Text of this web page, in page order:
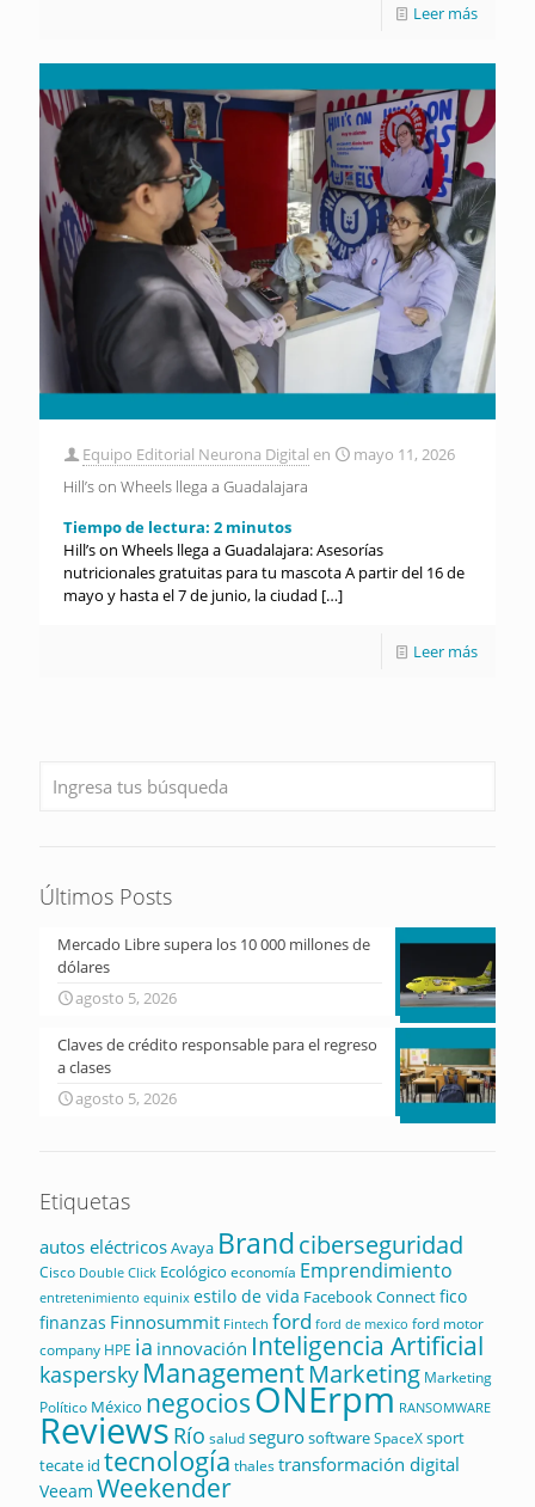
Leer más
Equipo Editorial Neurona Digital en
mayo 11, 2026
Hill’s on Wheels llega a Guadalajara
Tiempo de lectura: 2 minutos
Hill’s on Wheels llega a Guadalajara: Asesorías
nutricionales gratuitas para tu mascota A partir del 16 de
mayo y hasta el 7 de junio, la ciudad […]
Leer más
Últimos Posts
Mercado Libre supera los 10 000 millones de
dólares
agosto 5, 2026
Claves de crédito responsable para el regreso
a clases
agosto 5, 2026
Etiquetas
autos eléctricosAvaya Brandciberseguridad
Cisco Double Click Ecológico economía Emprendimiento
entretenimiento equinix estilo de vida Facebook Connectfico
finanzas Finnosummit Fintech ford ford de mexico ford motor
company HPE ia innovación Inteligencia Artificial
kaspersky ManagementMarketing Marketing
Político México negociosONErpm RANSOMWARE
Reviews Río saludsegurosoftwareSpaceXsport
tecate id tecnología thalestransformación digital
Veeam Weekender